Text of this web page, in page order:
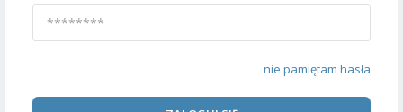
nie pamiętam hasła